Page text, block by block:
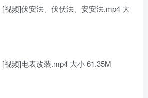
]伏安法、伏伏法、安安法.mp4 大
]电表改装.mp4 大小 61.35M